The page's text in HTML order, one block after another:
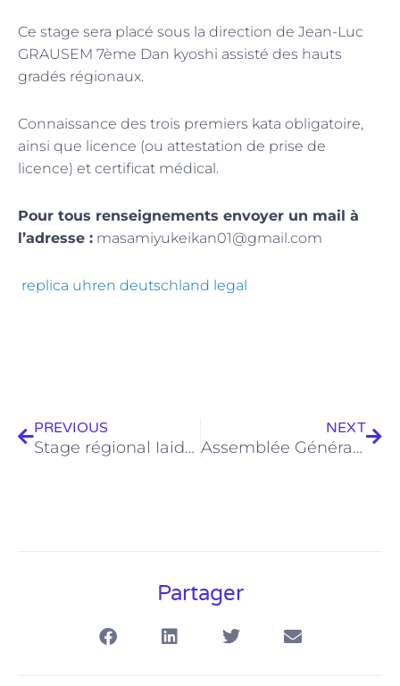
Ce stage sera placé sous la direction de Jean-Luc
GRAUSEM 7ème Dan kyoshi assisté des hauts
gradés régionaux.
Connaissance des trois premiers kata obligatoire,
ainsi que licence (ou attestation de prise de
licence) et certificat médical.
Pour tous renseignements envoyer un mail à
l’adresse : masamiyukeikan01@gmail.com
replica uhren deutschland legal
PREVIOUS
Stage régional Iaido (Annulé) 16/05/2020 au 17/05/2020
NEXT
Assemblée Générale Elective 19/09/2020
Partager